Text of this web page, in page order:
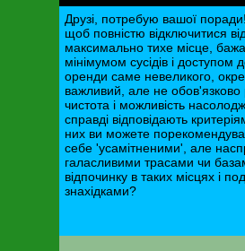
Друзі, потребую вашої
щоб повністю відключитися
максимально тихе місце,
мінімумом сусідів і
оренди саме невеликого,
важливий, але не
чистота і можливість
справді відповідають
них ви можете
себе 'усамітненими', але
галасливими трасами чи
відпочинку в таких місцях і
знахідками?